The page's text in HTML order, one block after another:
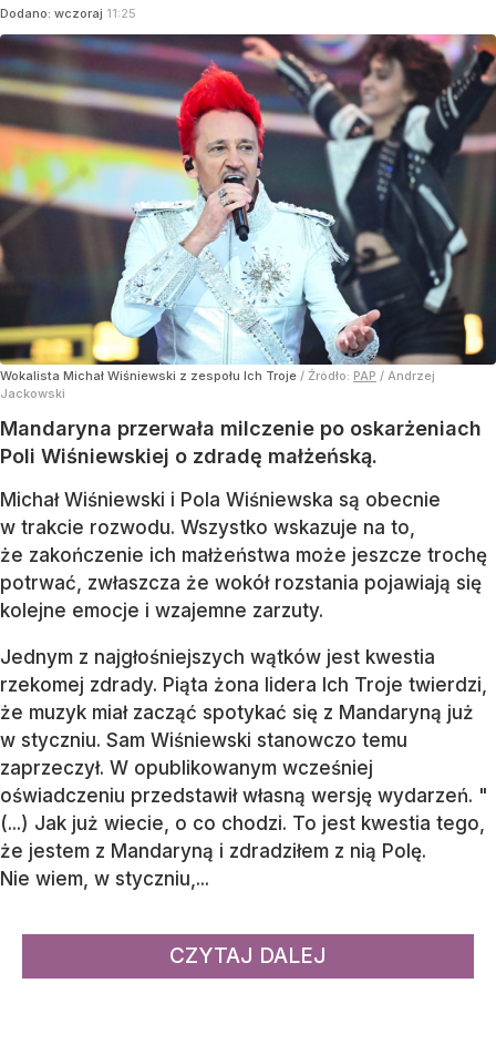
Dodano: wczoraj 11:25
Wokalista Michał Wiśniewski z zespołu Ich Troje / Źródło: PAP / Andrzej
Jackowski
Mandaryna przerwała milczenie po oskarżeniach
Poli Wiśniewskiej o zdradę małżeńską.
Michał Wiśniewski i Pola Wiśniewska są obecnie
w trakcie rozwodu. Wszystko wskazuje na to,
że zakończenie ich małżeństwa może jeszcze trochę
potrwać, zwłaszcza że wokół rozstania pojawiają się
kolejne emocje i wzajemne zarzuty.
Jednym z najgłośniejszych wątków jest kwestia
rzekomej zdrady. Piąta żona lidera Ich Troje twierdzi,
że muzyk miał zacząć spotykać się z Mandaryną już
w styczniu. Sam Wiśniewski stanowczo temu
zaprzeczył. W opublikowanym wcześniej
oświadczeniu przedstawił własną wersję wydarzeń. "
(...) Jak już wiecie, o co chodzi. To jest kwestia tego,
że jestem z Mandaryną i zdradziłem z nią Polę.
Nie wiem, w styczniu,...
CZYTAJ DALEJ